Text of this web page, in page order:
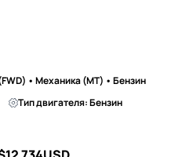
• Механика (MT) • Бензин
Тип двигателя: Бензин